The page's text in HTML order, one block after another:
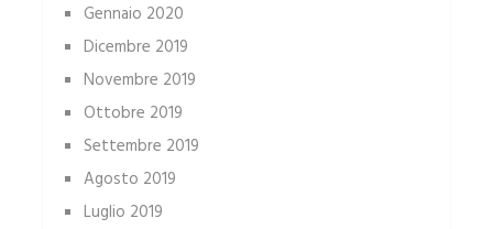
Gennaio 2020
Dicembre 2019
Novembre 2019
Ottobre 2019
Settembre 2019
Agosto 2019
Luglio 2019